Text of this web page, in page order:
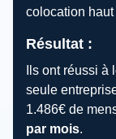
colocation
Résultat :
Ils ont réussi
seule
1.486€ de
par mois.